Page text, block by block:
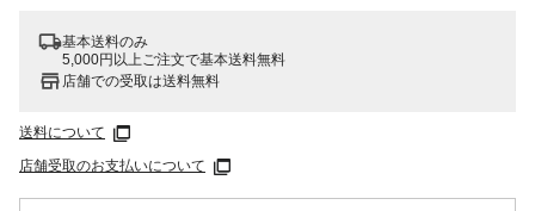
基本送料のみ
5,000円以上ご注文で基本送料無料
店舗での受取は送料無料
送料について
店舗受取のお支払いについて